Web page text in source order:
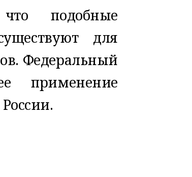
подобные
для
Федеральный
применение